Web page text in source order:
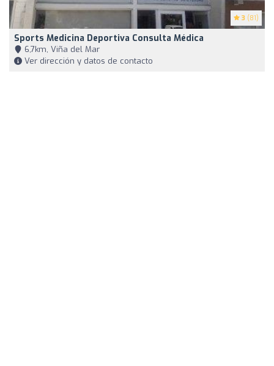
3 (81)
Sports Medicina Deportiva Consulta Médica
6,7km, Viña del Mar
Ver dirección y datos de contacto